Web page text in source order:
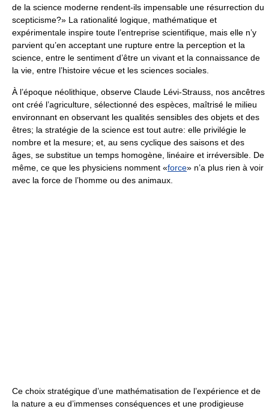
de la science moderne rendent-ils impensable une résurrection du
scepticisme?» La rationalité logique, mathématique et
expérimentale inspire toute l’entreprise scientifique, mais elle n’y
parvient qu’en acceptant une rupture entre la perception et la
science, entre le sentiment d’être un vivant et la connaissance de
la vie, entre l’histoire vécue et les sciences sociales.
À l’époque néolithique, observe Claude Lévi-Strauss, nos ancêtres
ont créé l’agriculture, sélectionné des espèces, maîtrisé le milieu
environnant en observant les qualités sensibles des objets et des
êtres; la stratégie de la science est tout autre: elle privilégie le
nombre et la mesure; et, au sens cyclique des saisons et des
âges, se substitue un temps homogène, linéaire et irréversible. De
même, ce que les physiciens nomment «force» n’a plus rien à voir
avec la force de l’homme ou des animaux.
Ce choix stratégique d’une mathématisation de l’expérience et de
la nature a eu d’immenses conséquences et une prodigieuse